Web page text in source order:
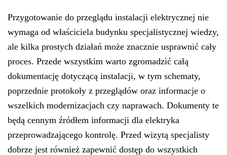
Przygotowanie do przeglądu instalacji elektrycznej nie
wymaga od właściciela budynku specjalistycznej wiedzy,
ale kilka prostych działań może znacznie usprawnić cały
proces. Przede wszystkim warto zgromadzić całą
dokumentację dotyczącą instalacji, w tym schematy,
poprzednie protokoły z przeglądów oraz informacje o
wszelkich modernizacjach czy naprawach. Dokumenty te
będą cennym źródłem informacji dla elektryka
przeprowadzającego kontrolę. Przed wizytą specjalisty
dobrze jest również zapewnić dostęp do wszystkich